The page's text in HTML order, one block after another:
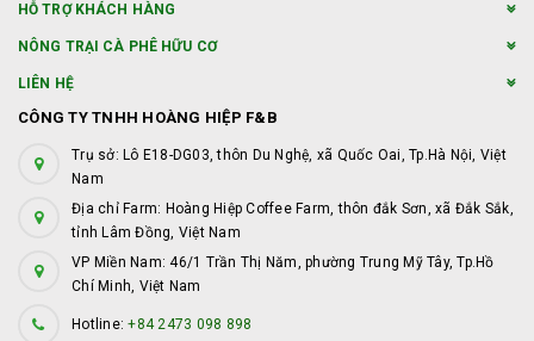
HỖ TRỢ KHÁCH HÀNG
NÔNG TRẠI CÀ PHÊ HỮU CƠ
LIÊN HỆ
CÔNG TY TNHH HOÀNG HIỆP F&B
Trụ sở: Lô E18-DG03, thôn Du Nghệ, xã Quốc Oai, Tp.Hà Nội, Việt
Nam
Địa chỉ Farm: Hoàng Hiệp Coffee Farm, thôn đắk Sơn, xã Đắk Sắk,
tỉnh Lâm Đồng, Việt Nam
VP Miền Nam: 46/1 Trần Thị Năm, phường Trung Mỹ Tây, Tp.Hồ
Chí Minh, Việt Nam
Hotline:+84 2473 098 898